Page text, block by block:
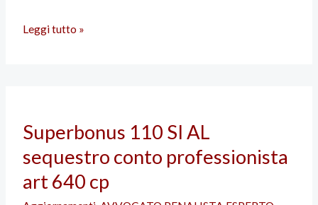
Leggi tutto »
Superbonus 110 SI AL
sequestro conto professionista
art 640 cp
110
SI
sequestro